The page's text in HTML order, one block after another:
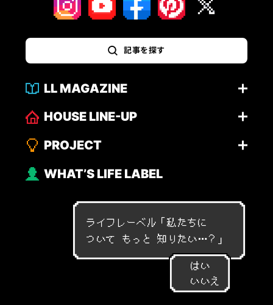
記事を探す
LL MAGAZINE
HOUSE LINE-UP
PROJECT
WHAT’S LIFE LABEL
ライフレーベル「私 たちに
つ いて も っ と 知 り た い…？ 」
はい
いいえ